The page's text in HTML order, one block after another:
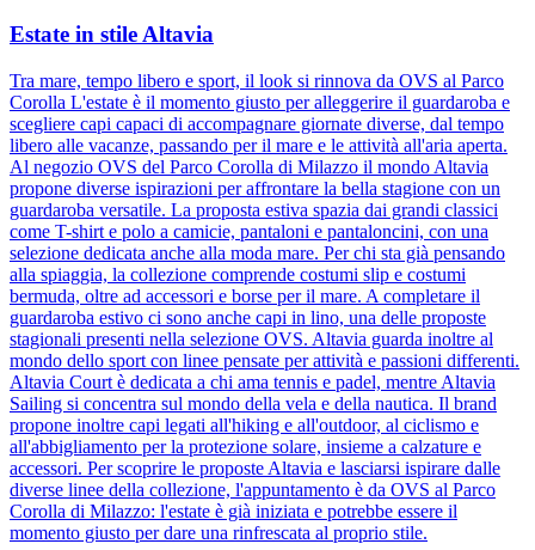
Estate in stile Altavia
Tra mare, tempo libero e sport, il look si rinnova da OVS al Parco
Corolla L'estate è il momento giusto per alleggerire il guardaroba e
scegliere capi capaci di accompagnare giornate diverse, dal tempo
libero alle vacanze, passando per il mare e le attività all'aria aperta.
Al negozio OVS del Parco Corolla di Milazzo il mondo Altavia
propone diverse ispirazioni per affrontare la bella stagione con un
guardaroba versatile. La proposta estiva spazia dai grandi classici
come T-shirt e polo a camicie, pantaloni e pantaloncini, con una
selezione dedicata anche alla moda mare. Per chi sta già pensando
alla spiaggia, la collezione comprende costumi slip e costumi
bermuda, oltre ad accessori e borse per il mare. A completare il
guardaroba estivo ci sono anche capi in lino, una delle proposte
stagionali presenti nella selezione OVS. Altavia guarda inoltre al
mondo dello sport con linee pensate per attività e passioni differenti.
Altavia Court è dedicata a chi ama tennis e padel, mentre Altavia
Sailing si concentra sul mondo della vela e della nautica. Il brand
propone inoltre capi legati all'hiking e all'outdoor, al ciclismo e
all'abbigliamento per la protezione solare, insieme a calzature e
accessori. Per scoprire le proposte Altavia e lasciarsi ispirare dalle
diverse linee della collezione, l'appuntamento è da OVS al Parco
Corolla di Milazzo: l'estate è già iniziata e potrebbe essere il
momento giusto per dare una rinfrescata al proprio stile.